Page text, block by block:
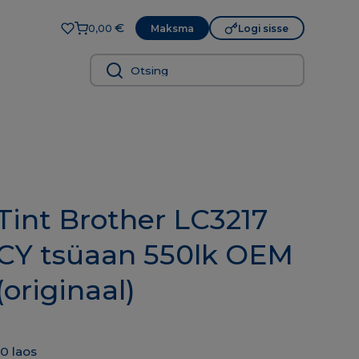
0,00€ Maksma Logi sisse
Brother LC3217
tsüaan 550lk OEM
laos